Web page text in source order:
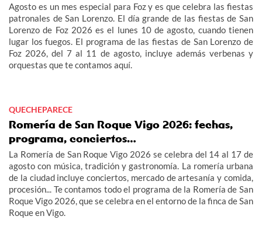
Agosto es un mes especial para Foz y es que celebra las fiestas
patronales de San Lorenzo. El día grande de las fiestas de San
Lorenzo de Foz 2026 es el lunes 10 de agosto, cuando tienen
lugar los fuegos. El programa de las fiestas de San Lorenzo de
Foz 2026, del 7 al 11 de agosto, incluye además verbenas y
orquestas que te contamos aquí.
QUECHEPARECE
Romería de San Roque Vigo 2026: fechas,
programa, conciertos…
La Romería de San Roque Vigo 2026 se celebra del 14 al 17 de
agosto con música, tradición y gastronomía. La romería urbana
de la ciudad incluye conciertos, mercado de artesanía y comida,
procesión... Te contamos todo el programa de la Romería de San
Roque Vigo 2026, que se celebra en el entorno de la finca de San
Roque en Vigo.